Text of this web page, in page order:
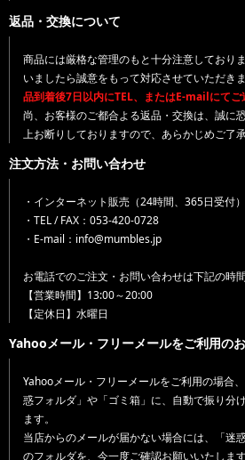
返品・交換について
商品には厳格な管理のもと十分注意しており
いましたら誠意をもって対応させていただきま
品到着後7日以内にTEL、またはE-mailにてご
尚、お客様のご都合よる返品・交換は、誠に
上お断りしておりますので、あらかじめご了
注文方法・お問い合わせ
・インターネット販売（24時間、365日受付）
・TEL / FAX：053-420-0728
・E-mail：info@mumbles.jp
お電話でのご注文・お問い合わせは下記の時
【営業時間】13:00～20:00
【定休日】水曜日
Yahooメール・フリーメールをご利用の
Yahooメール・フリーメールをご利用の場合
惑フォルダ」や「ゴミ箱」に、自動で振り分
ます。
当店からのメールが届かない場合には、「迷
のフォルダを、今一度ご確認お願いいたします